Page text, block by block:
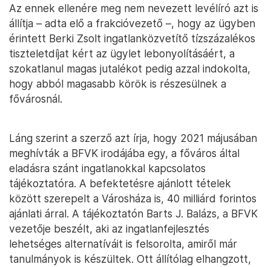
Az ennek ellenére meg nem nevezett levélíró azt is
állítja – adta elő a frakcióvezető –, hogy az ügyben
érintett Berki Zsolt ingatlanközvetítő tízszázalékos
tiszteletdíjat kért az ügylet lebonyolításáért, a
szokatlanul magas jutalékot pedig azzal indokolta,
hogy abból magasabb körök is részesülnek a
fővárosnál.
Láng szerint a szerző azt írja, hogy 2021 májusában
meghívták a BFVK irodájába egy, a főváros által
eladásra szánt ingatlanokkal kapcsolatos
tájékoztatóra. A befektetésre ajánlott tételek
között szerepelt a Városháza is, 40 milliárd forintos
ajánlati árral. A tájékoztatón Barts J. Balázs, a BFVK
vezetője beszélt, aki az ingatlanfejlesztés
lehetséges alternatíváit is felsorolta, amiről már
tanulmányok is készültek. Ott állítólag elhangzott,